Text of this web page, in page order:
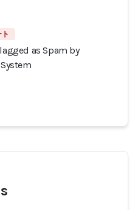
ト
as Spam by